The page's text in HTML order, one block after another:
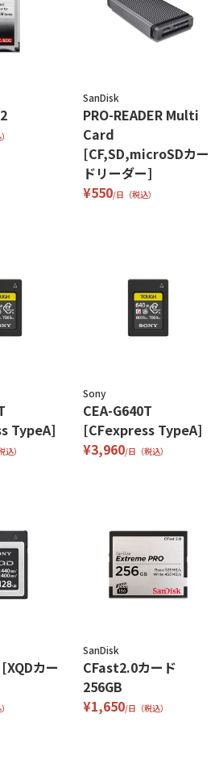
SanDisk
PRO-READER Multi
Card
[CF,SD,microSDカー
ドリーダー]
¥550/日（税込）
TypeA]
）
Sony
CEA-G640T
[CFexpress TypeA]
¥3,960/日（税込）
カー
SanDisk
CFast2.0カード
256GB
¥1,650/日（税込）